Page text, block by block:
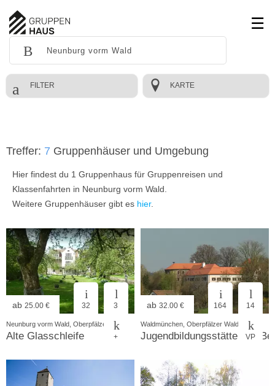
FILTER KARTE
Treffer: 7 Gruppenhäuser und Umgebung
Hier findest du 1 Gruppenhaus für Gruppenreisen und
Klassenfahrten in Neunburg vorm Wald.
Weitere Gruppenhäuser gibt es hier.
ab 25.00 € 32 3
+
Neunburg vorm Wald, Oberpfälzer Wald
Alte Glasschleife
ab 32.00 € 164 14
VP
Waldmünchen, Oberpfälzer Wald
Jugendbildungsstätte des